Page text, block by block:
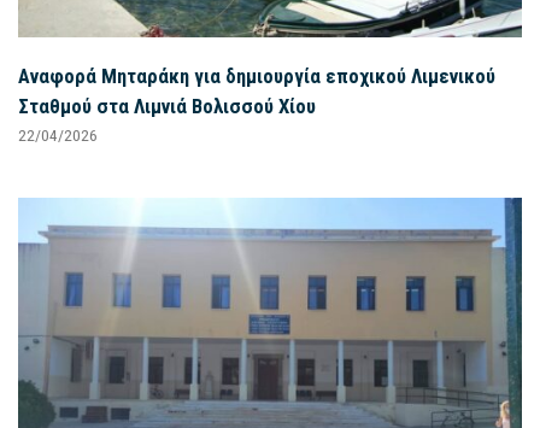
Αναφορά Μηταράκη για δημιουργία εποχικού Λιμενικού
Σταθμού στα Λιμνιά Βολισσού Χίου
22/04/2026